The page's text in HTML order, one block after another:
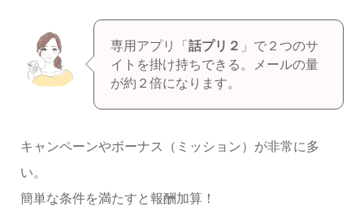
専用アプリ「 話プリ２ 」で２つのサ
イトを掛け持ちできる。メールの量
が約２倍になります。
キャンペーンやボーナス（ミッション）が非常に多
い。
簡単な条件を満たすと報酬加算！